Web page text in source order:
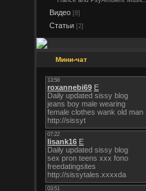
Видео [8]
Статьи [2]
Мини-чат